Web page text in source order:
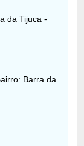
da Tijuca -
Barra da